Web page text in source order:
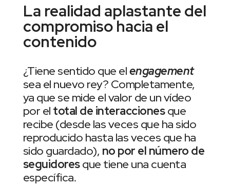
La realidad aplastante del
compromiso hacia el
contenido
¿Tiene sentido que elengagement
sea el nuevo rey? Completamente,
ya que se mide el valor de un vídeo
por el total de interaccionesque
recibe (desde las veces que ha sido
reproducido hasta las veces que ha
sido guardado), no por el número de
seguidoresque tiene una cuenta
específica.